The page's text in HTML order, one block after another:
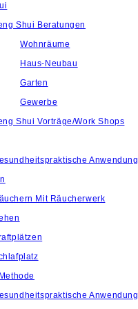
Shui Beratungen
Wohnräume
Haus-Neubau
Garten
Gewerbe
Shui Vorträge/Work Shops
Anwendung
Mit Räucherwerk
Anwendung